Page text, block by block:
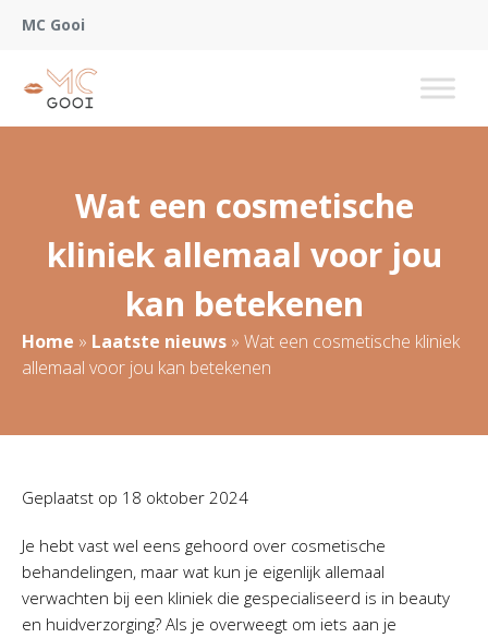
MC Gooi
Wat een cosmetische
kliniek allemaal voor jou
kan betekenen
Home » Laatste nieuws » Wat een cosmetische kliniek
allemaal voor jou kan betekenen
Geplaatst op 18 oktober 2024
Je hebt vast wel eens gehoord over cosmetische
behandelingen, maar wat kun je eigenlijk allemaal
verwachten bij een kliniek die gespecialiseerd is in beauty
en huidverzorging? Als je overweegt om iets aan je